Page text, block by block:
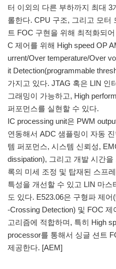
터 이외의 다른 부하까지 최대
롤한다. CPU 구조, 그리고 모터
트 FOC 구현을 위해 최적화되
C 제어를 위해 High speed OP
urrent/Over temperature/Over
it Detection(programmable
가지고 있다. JTAG 혹은 LIN 인
그래밍이 가능하고, High
퍼포먼스를 실현할 수 있다.
IC processing unit은 PWM
연동해서 ADC 샘플링이 자동
템 퍼포먼스, 시스템 신뢰성,
dissipation), 그리고 개발 시간
록의 미세 조정 및 탑재된 스프
특성을 개선할 수 있고 LIN 마
도 있다. E523.06은 구형파 제
-Crossing Detection) 및 FOC
고리즘에 적합하며, 특히 High
processor를 통해서 싱글 션트
제공한다. [AEM]